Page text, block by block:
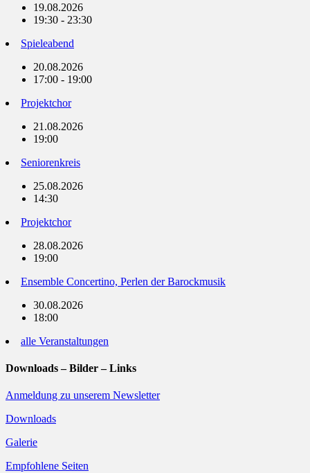
19.08.2026
19:30 - 23:30
Spieleabend
20.08.2026
17:00 - 19:00
Projektchor
21.08.2026
19:00
Seniorenkreis
25.08.2026
14:30
Projektchor
28.08.2026
19:00
Ensemble Concertino, Perlen der Barockmusik
30.08.2026
18:00
alle Veranstaltungen
Downloads – Bilder – Links
Anmeldung zu unserem Newsletter
Downloads
Galerie
Empfohlene Seiten